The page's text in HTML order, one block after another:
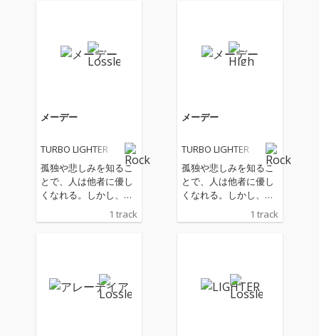
メーデー
TURBO LIGHTER
孤独や悲しみを知るこ
とで、人は他者に優し
くなれる。しかし、そ
界を超え、命を落とそ
まれた本作は、そんな
人間の「生と死」、そ
1 track
メーデー
TURBO LIGHTER
孤独や悲しみを知るこ
とで、人は他者に優し
くなれる。しかし、そ
の優しさの裏にある限
界を超え、命を落とそ
まれた本作は、そんな
人間の「生と死」、そ
1 track